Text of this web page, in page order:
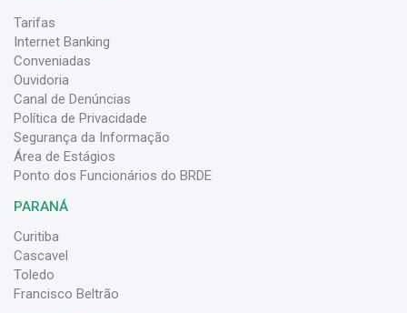
Tarifas
Internet Banking
Conveniadas
Ouvidoria
Canal de Denúncias
Política de Privacidade
Segurança da Informação
Área de Estágios
Ponto dos Funcionários do BRDE
PARANÁ
Curitiba
Cascavel
Toledo
Francisco Beltrão